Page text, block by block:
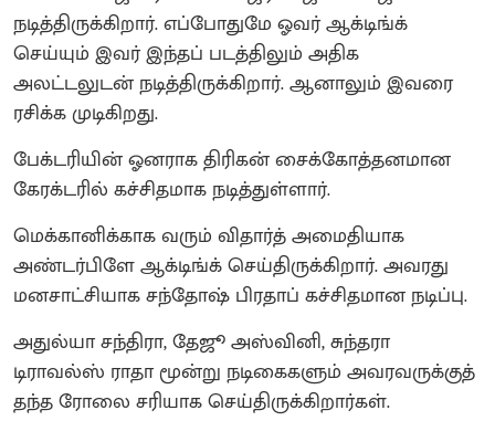
நடித்திருக்கிறார். எப்போதுமே ஓவர் ஆக்டிங்க்
செய்யும் இவர் இந்தப் படத்திலும் அதிக
அலட்டலுடன் நடித்திருக்கிறார். ஆனாலும் இவரை
ரசிக்க முடிகிறது.
பேக்டரியின் ஓனராக திரிகன் சைக்கோத்தனமான
கேரக்டரில் கச்சிதமாக நடித்துள்ளார்.
மெக்கானிக்காக வரும் விதார்த் அமைதியாக
அண்டர்பிளே ஆக்டிங்க் செய்திருக்கிறார். அவரது
மனசாட்சியாக சந்தோஷ் பிரதாப் கச்சிதமான நடிப்பு.
அதுல்யா சந்திரா, தேஜூ அஸ்வினி, சுந்தரா
டிராவல்ஸ் ராதா மூன்று நடிகைகளும் அவரவருக்குத்
தந்த ரோலை சரியாக செய்திருக்கிறார்கள்.